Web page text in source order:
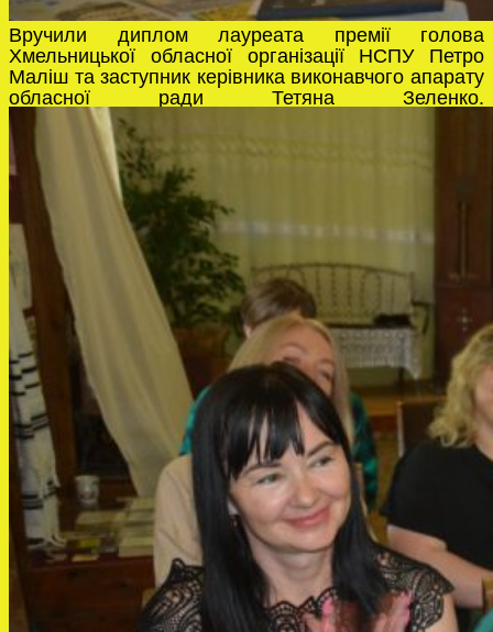
Вручили диплом лауреата премії голова
Хмельницької обласної організації НСПУ Петро
Маліш та заступник керівника виконавчого апарату
обласної ради Тетяна Зеленко.